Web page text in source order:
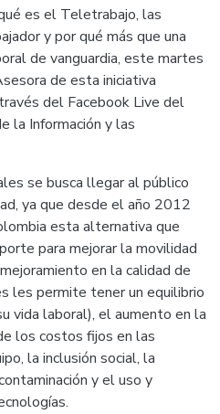
es el Teletrabajo, las
y por qué más que una
de vanguardia, este martes
de esta iniciativa
del Facebook Live del
la Información y las
se busca llegar al público
ya que desde el año 2012
esta alternativa que
para mejorar la movilidad
en la calidad de
les permite tener un equilibrio
vida laboral), el aumento en la
los costos fijos en las
la inclusión social, la
y el uso y